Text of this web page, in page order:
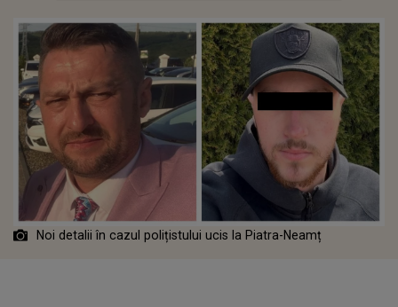
Noi detalii în cazul polițistului ucis la Piatra-Neamț